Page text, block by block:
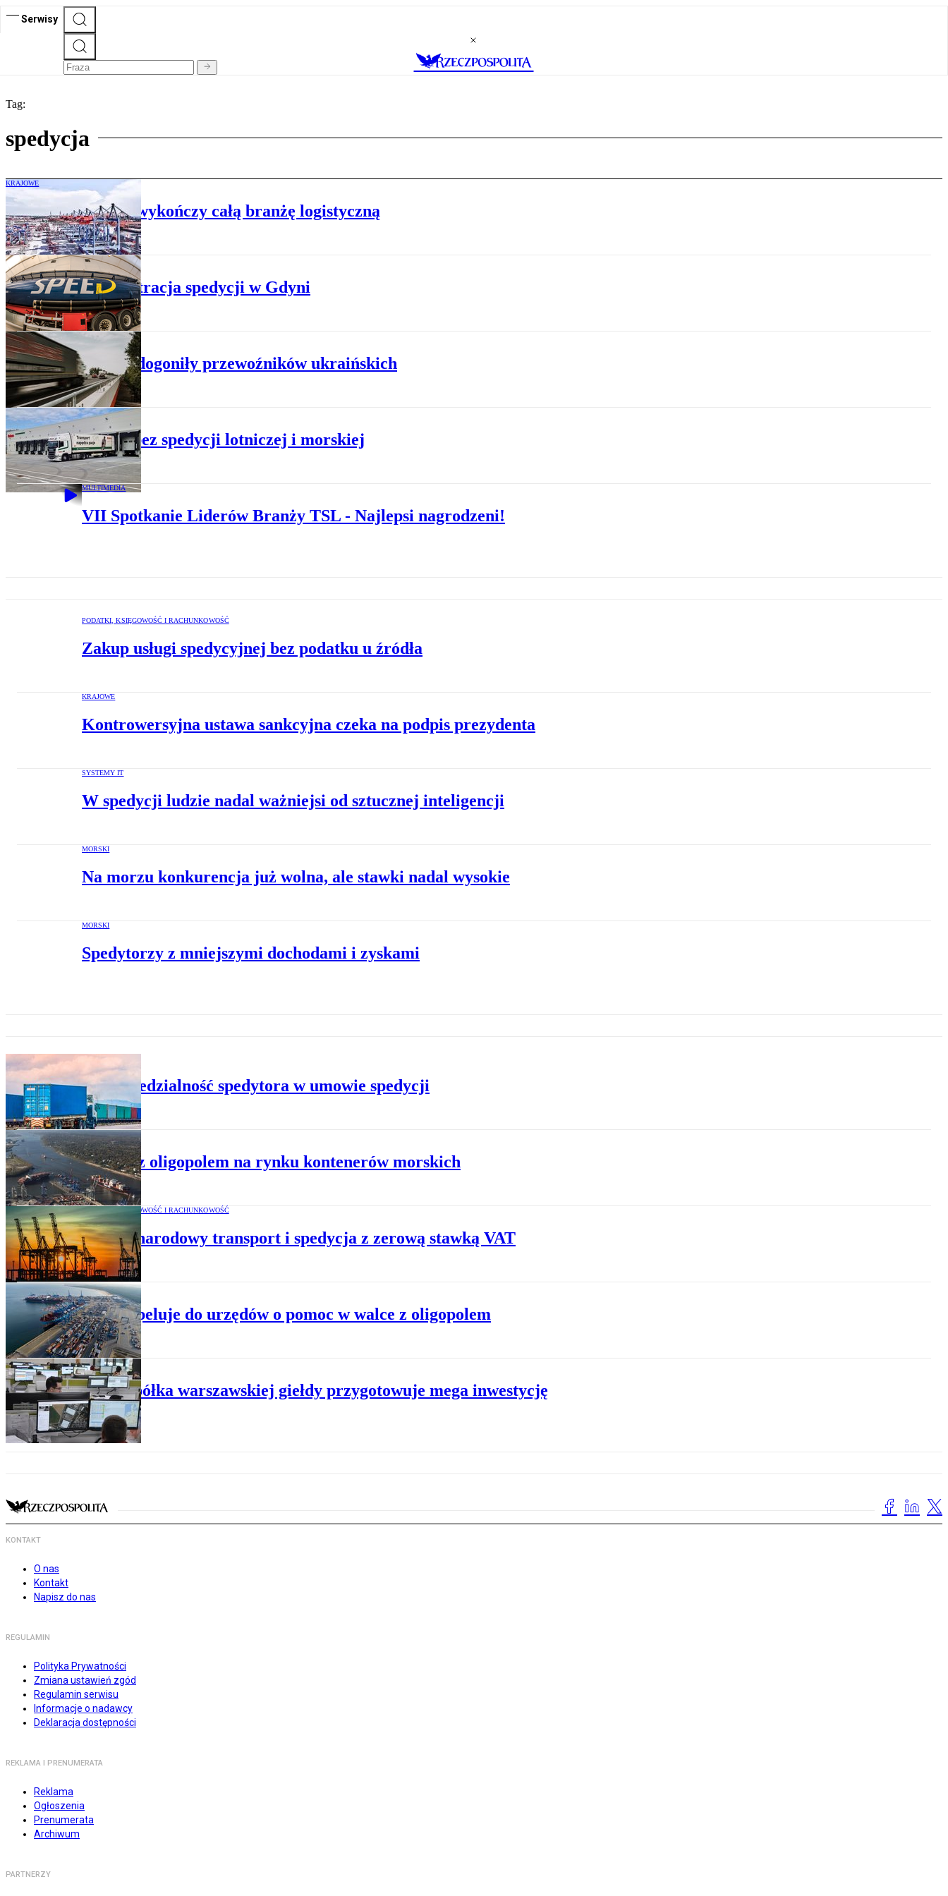
Serwisy
Tag:
spedycja
KRAJOWE
Spedytorzy: KAS wykończy całą branżę logistyczną
MORSKI
Koncentracja spedycji w Gdyni
DROGOWY
Koszty dogoniły przewoźników ukraińskich
FIRMY
Raben bez spedycji lotniczej i morskiej
MULTIMEDIA
VII Spotkanie Liderów Branży TSL - Najlepsi nagrodzeni!
PODATKI, KSIĘGOWOŚĆ I RACHUNKOWOŚĆ
Zakup usługi spedycyjnej bez podatku u źródła
KRAJOWE
Kontrowersyjna ustawa sankcyjna czeka na podpis prezydenta
SYSTEMY IT
W spedycji ludzie nadal ważniejsi od sztucznej inteligencji
MORSKI
Na morzu konkurencja już wolna, ale stawki nadal wysokie
MORSKI
Spedytorzy z mniejszymi dochodami i zyskami
Odpowiedzialność spedytora w umowie spedycji
REGULACJE UE
Koniec z oligopolem na rynku kontenerów morskich
PODATKI, KSIĘGOWOŚĆ I RACHUNKOWOŚĆ
Międzynarodowy transport i spedycja z zerową stawką VAT
MORSKI
PISiL apeluje do urzędów o pomoc w walce z oligopolem
DROGOWY
Nowa spółka warszawskiej giełdy przygotowuje mega inwestycję
KONTAKT
O nas
Kontakt
Napisz do nas
REGULAMIN
Polityka Prywatności
Zmiana ustawień zgód
Regulamin serwisu
Informacje o nadawcy
Deklaracja dostępności
REKLAMA I PRENUMERATA
Reklama
Ogłoszenia
Prenumerata
Archiwum
PARTNERZY